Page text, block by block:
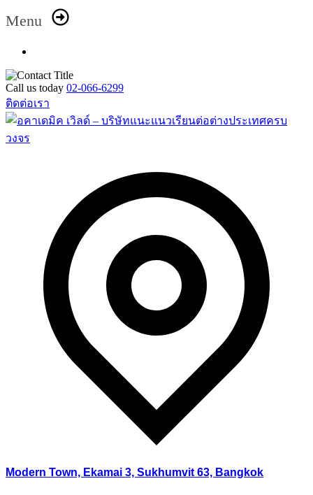
Menu
Call us today 02-066-6299
ติดต่อเรา
Modern Town, Ekamai 3, Sukhumvit 63, Bangkok